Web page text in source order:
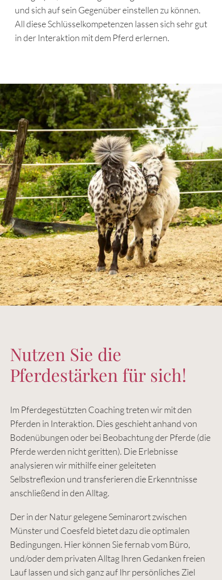
und sich auf sein Gegenüber einstellen zu können.
All diese Schlüsselkompetenzen lassen sich sehr gut
in der Interaktion mit dem Pferd erlernen.
Nutzen Sie die
Pferdestärken für sich!
Im Pferdegestützten Coaching treten wir mit den
Pferden in Interaktion. Dies geschieht anhand von
Bodenübungen oder bei Beobachtung der Pferde (die
Pferde werden nicht geritten). Die Erlebnisse
analysieren wir mithilfe einer geleiteten
Selbstreflexion und transferieren die Erkenntnisse
anschließend in den Alltag.
Der in der Natur gelegene Seminarort zwischen
Münster und Coesfeld bietet dazu die optimalen
Bedingungen. Hier können Sie fernab vom Büro,
und/oder dem privaten Alltag Ihren Gedanken freien
Lauf lassen und sich ganz auf Ihr persönliches Ziel